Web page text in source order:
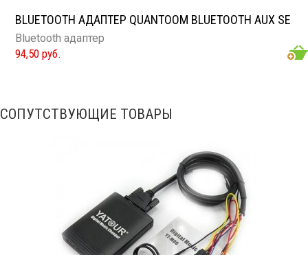
BLUETOOTH АДАПТЕР QUANTOOM BLUETOOTH AUX SE
Bluetooth адаптер
94,50 руб.
СОПУТСТВУЮЩИЕ ТОВАРЫ